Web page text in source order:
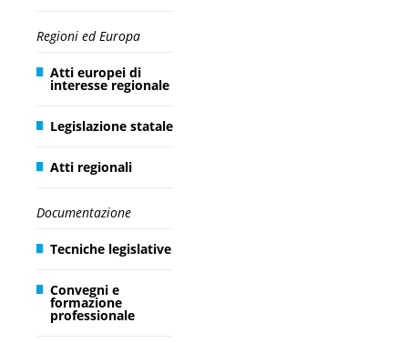
Regioni ed Europa
Atti europei di
interesse regionale
Legislazione statale
Atti regionali
Documentazione
Tecniche legislative
Convegni e
formazione
professionale